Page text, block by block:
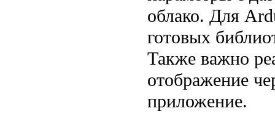
облако. Для
готовых
Также важно
отображение
приложение.